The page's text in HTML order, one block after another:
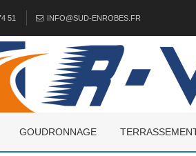
51 INFO@SUD-ENROBES.FR
GOUDRONNAGE